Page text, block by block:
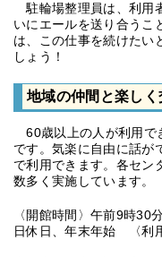
駐輪場整理員は、利用
いにエールを送り合うこ
は、この仕事を続けたい
しょう！
地域の仲間と楽し
60歳以上の人が利用で
です。気楽に自由に話が
で利用できます。各セン
数多く実施しています。
〈開館時間〉午前9時
日休日、年末年始 〈利